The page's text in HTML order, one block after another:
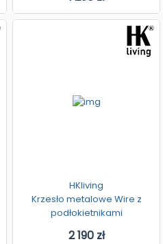
HKliving
Krzesło metalowe Wire z
podłokietnikami
2 190 zł